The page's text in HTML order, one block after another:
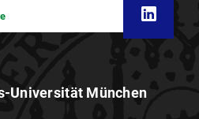
Universität München